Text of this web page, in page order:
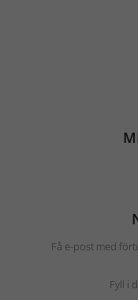
Få e-post med
Fyll i